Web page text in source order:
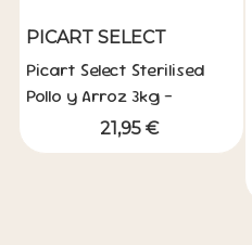
PICART SELECT
Picart Select Sterilised
Pollo y Arroz 3kg -
Esterilizados
21,95 €